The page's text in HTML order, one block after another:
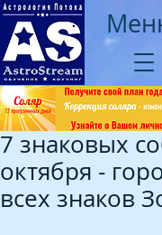
7 знаковых
октября -
всех знаков